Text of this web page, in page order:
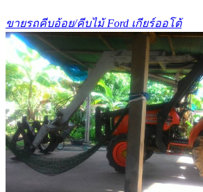
ขายรถคีบอ้อย/คีบไม้ Ford เกียร์ออโต้